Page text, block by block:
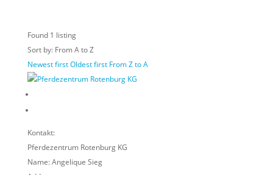
Found 1 listing
Sort by: From A to Z
Newest firstOldest first From Z to A
Kontakt:
Pferdezentrum Rotenburg KG
Name:Angelique Sieg